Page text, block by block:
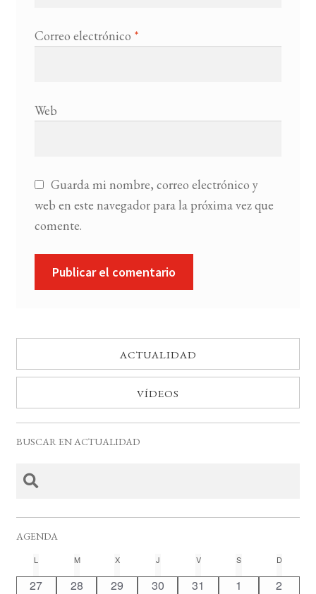
Correo electrónico *
Web
Guarda mi nombre, correo electrónico y
web en este navegador para la próxima vez que
comente.
ACTUALIDAD
VÍDEOS
BUSCAR EN ACTUALIDAD
AGENDA
a
L MMARTES XMIÉRCOLES
J VVIERNES SSÁBADO D
0
27
0
28
0
29
0
30
0
31
0
1
0
2